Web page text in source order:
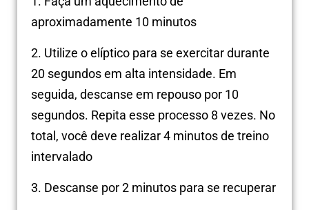
aproximadamente 10 minutos
2. Utilize o elíptico para se exercitar durante
20 segundos em alta intensidade. Em
seguida, descanse em repouso por 10
segundos. Repita esse processo 8 vezes. No
total, você deve realizar 4 minutos de treino
intervalado
3. Descanse por 2 minutos para se recuperar